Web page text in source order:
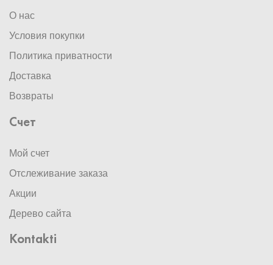
О нас
Условия покупки
Политика приватности
Доставка
Возвраты
Счет
Мой счет
Отслеживание заказа
Акции
Дерево сайта
Kontakti